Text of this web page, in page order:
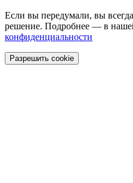
Если вы передумали, вы
решение. Подробнее — в
конфиденциальности
Разрешить cookie